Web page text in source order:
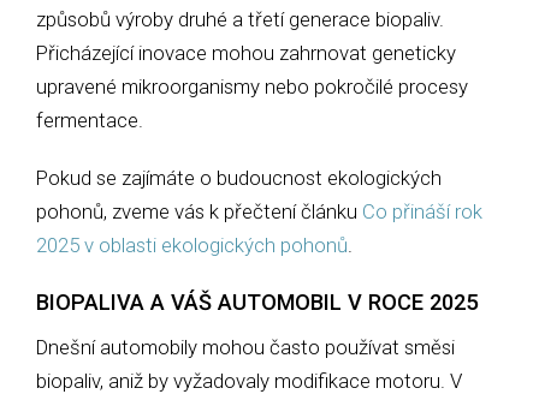
způsobů výroby druhé a třetí generace biopaliv.
Přicházející inovace mohou zahrnovat geneticky
upravené mikroorganismy nebo pokročilé procesy
fermentace.
Pokud se zajímáte o budoucnost ekologických
pohonů, zveme vás k přečtení článku Co přináší rok
2025 v oblasti ekologických pohonů
BIOPALIVA A VÁŠ AUTOMOBIL V ROCE 2025
Dnešní automobily mohou často používat směsi
biopaliv, aniž by vyžadovaly modifikace motoru. V